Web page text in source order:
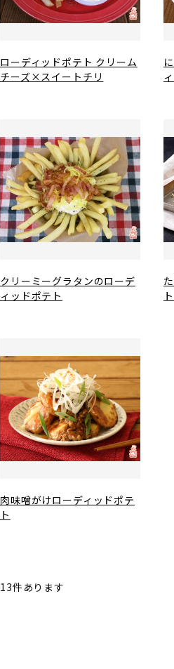
ローディッドポテト クリーム
チーズ×スイートチリ
クリーミーグラタンのローデ
ィッドポテト
ト
肉味噌がけローディッドポテ
ト
13件あります